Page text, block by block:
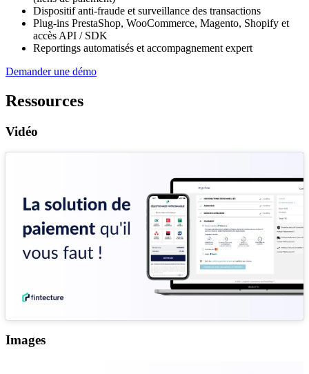
Dispositif anti-fraude et surveillance des transactions
Plug-ins PrestaShop, WooCommerce, Magento, Shopify et
accès API / SDK
Reportings automatisés et accompagnement expert
Demander une démo
Ressources
Vidéo
Images